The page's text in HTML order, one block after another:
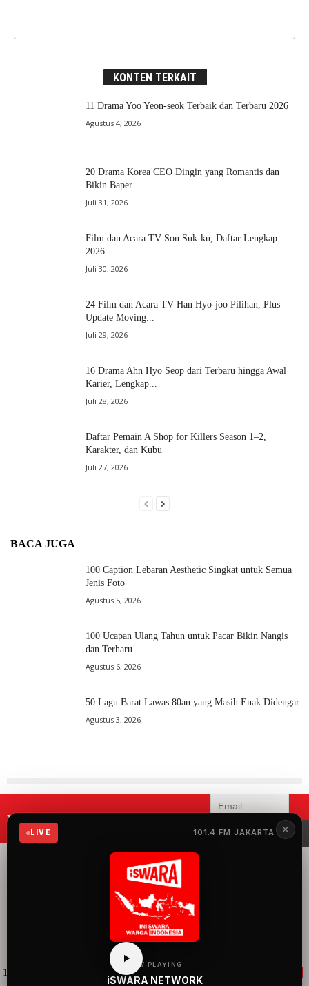
✕
LIVE 101.4 FM JAKARTA
NOW PLAYING
iSWARA NETWORK
KONTEN TERKAIT
11 Drama Yoo Yeon-seok Terbaik dan Terbaru 2026
Agustus 4, 2026
20 Drama Korea CEO Dingin yang Romantis dan
Bikin Baper
Juli 31, 2026
Film dan Acara TV Son Suk-ku, Daftar Lengkap
2026
Juli 30, 2026
24 Film dan Acara TV Han Hyo-joo Pilihan, Plus
Update Moving...
Juli 29, 2026
16 Drama Ahn Hyo Seop dari Terbaru hingga Awal
Karier, Lengkap...
Juli 28, 2026
Daftar Pemain A Shop for Killers Season 1–2,
Karakter, dan Kubu
Juli 27, 2026
BACA JUGA
100 Caption Lebaran Aesthetic Singkat untuk Semua
Jenis Foto
Agustus 5, 2026
100 Ucapan Ulang Tahun untuk Pacar Bikin Nangis
dan Terharu
Agustus 6, 2026
50 Lagu Barat Lawas 80an yang Masih Enak Didengar
Agustus 3, 2026
Mau menerima informasi terbaru
iSWARA?
merupakan radio yang
konten siaran yang
mengangkat semua hal
Indonesia.
101.4 FM iSWARA Jakarta 105.1 FM Bandung